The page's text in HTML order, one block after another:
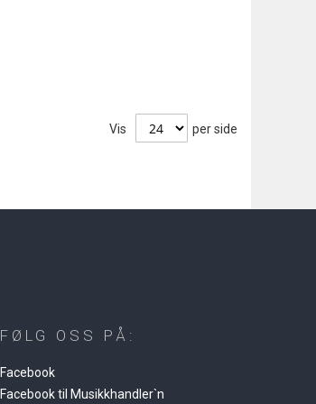
Vis per side
FØLG OSS PÅ:
Facebook
Facebook til Musikkhandler`n